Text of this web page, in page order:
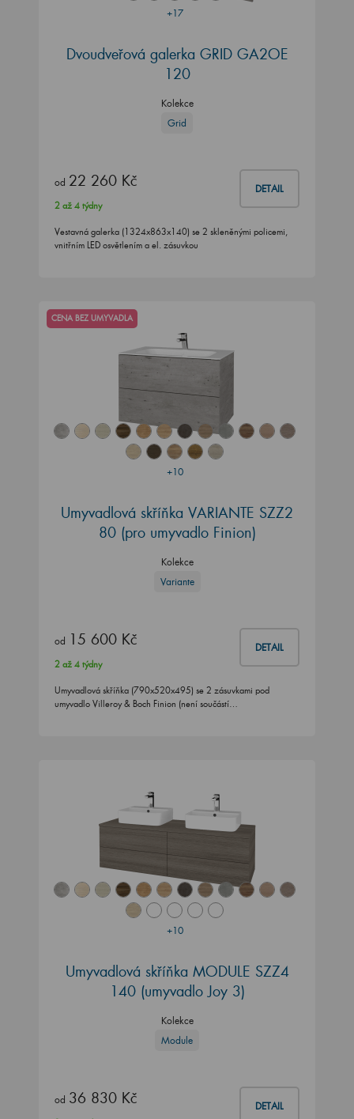
+17
Dvoudveřová galerka GRID GA2OE
120
Kolekce
Grid
od 22 260 Kč DETAIL
2 až 4 týdny
Vestavná galerka (1324x863x140) se 2 skleněnými policemi,
vnitřním LED osvětlením a el. zásuvkou
+10
CENA BEZ UMYVADLA
Umyvadlová skříňka VARIANTE SZZ2
80 (pro umyvadlo Finion)
Kolekce
Variante
od 15 600 Kč DETAIL
2 až 4 týdny
Umyvadlová skříňka (790x520x495) se 2 zásuvkami pod
umyvadlo Villeroy & Boch Finion (není součástí…
+10
Umyvadlová skříňka MODULE SZZ4
140 (umyvadlo Joy 3)
Kolekce
Module
od 36 830 Kč DETAIL